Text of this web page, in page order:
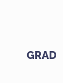
GRAD